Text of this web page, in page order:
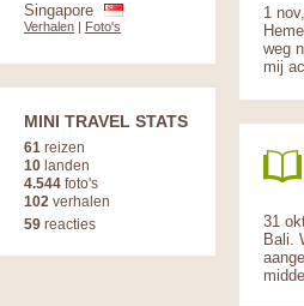
1
weg
mij
31
Bali.
Singapore
Verhalen | Foto's
MINI TRAVEL STATS
61 reizen
10 landen
4.544 foto's
102 verhalen
59 reacties